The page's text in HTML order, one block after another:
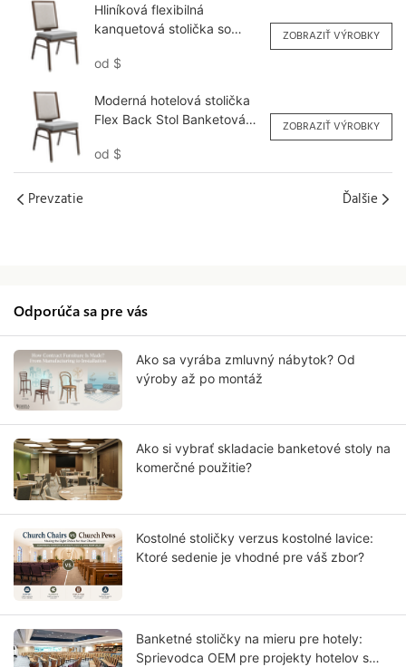
Hliníková flexibilná
kanquetová stolička so
prispôsobená YY6138
od $
ZOBRAZIŤ VÝROBKY
Moderná hotelová stolička
Flex Back Stol Banketová
YY6123 Yumeya
od $
ZOBRAZIŤ VÝROBKY
Prevzatie Ďalšie
Odporúča sa pre vás
Ako sa vyrába zmluvný nábytok? Od
výroby až po montáž
Ako si vybrať skladacie banketové stoly na
komerčné použitie?
Kostolné stoličky verzus kostolné lavice:
Ktoré sedenie je vhodné pre váš zbor?
Banketné stoličky na mieru pre hotely:
Sprievodca OEM pre projekty hotelov s